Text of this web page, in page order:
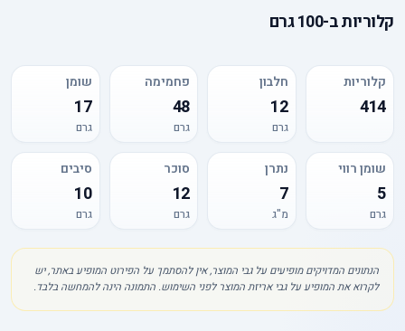
קלוריותב-100 גרם
קלוריות
414
חלבון
12
גרם
פחמימה
48
גרם
שומן
17
גרם
שומן רווי
5
גרם
נתרן
7
מ"ג
סוכר
12
גרם
סיבים
10
גרם
הנתונים המדויקים מופיעים על גבי המוצר, אין להסתמך על הפירוט המופיע באתר, יש
לקרוא את המופיע על גבי אריזת המוצר לפני השימוש. התמונה הינה להמחשה בלבד.